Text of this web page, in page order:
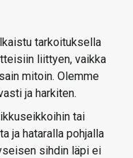
tarkoituksella
liittyen, vaikka
mitoin. Olemme
ja harkiten.
tai
ja hataralla pohjalla
sihdin läpi ei